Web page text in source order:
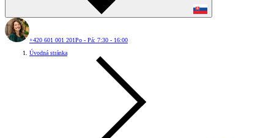
+420 601 001 201Po - Pá: 7:30 - 16:00
Úvodná stránka